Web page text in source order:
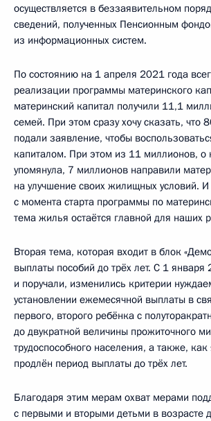
осуществляется в беззаявительном
сведений, полученных Пенсионным
из информационных систем.
По состоянию на 1 апреля 2021 года
реализации программы материнского
материнский капитал получили 11,1
семей. При этом сразу хочу сказать, что
подали заявление, чтобы
капиталом. При этом из 11 миллионов, о
упомянула, 7 миллионов направили
на улучшение своих жилищных условий.
с момента старта программы по
тема жилья остаётся главной для наших
Вторая тема, которая входит в блок
выплаты пособий до трёх лет. С 1
и поручали, изменились критерии
установлении ежемесячной выплаты в
первого, второго ребёнка с
до двукратной величины прожиточного
трудоспособного населения, а также,
продлён период выплаты до трёх лет.
Благодаря этим мерам охват мерами
с первыми и вторыми детьми в возрасте